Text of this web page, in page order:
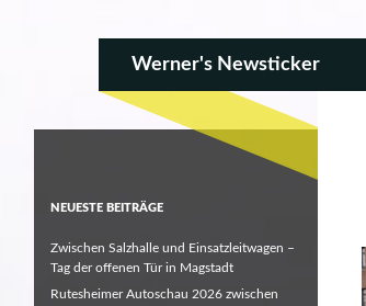
Werner's Newsticker
NEUESTE BEITRÄGE
Zwischen Salzhalle und Einsatzleitwagen –
Tag der offenen Tür in Magstadt
Rutesheimer Autoschau 2026 zwischen